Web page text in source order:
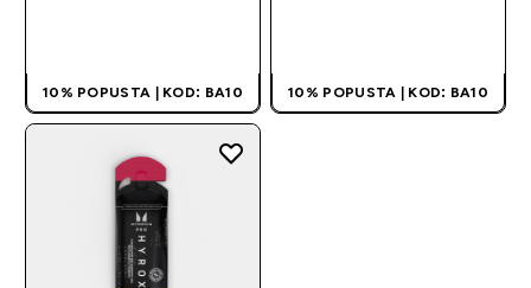
10% POPUSTA | KOD: BA10 10% POPUSTA | KOD: BA10